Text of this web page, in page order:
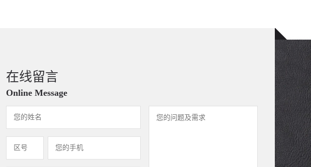
在线留言
Online Message